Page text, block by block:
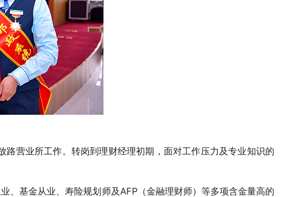
路营业所工作。 转岗到理财经理初期，面对工作压力及专业知识的
、基金从业、寿险规划师及AFP（金融理财师）等多项含金量高的